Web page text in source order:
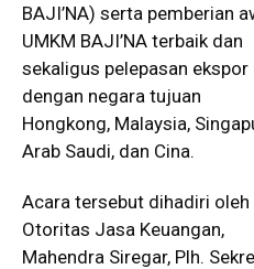
BAJI’NA) serta pemberian
UMKM BAJI’NA terbaik dan
sekaligus pelepasan ekspor
dengan negara tujuan
Hongkong, Malaysia,
Arab Saudi, dan Cina.
Acara tersebut dihadiri
Otoritas Jasa Keuangan,
Mahendra Siregar, Plh.